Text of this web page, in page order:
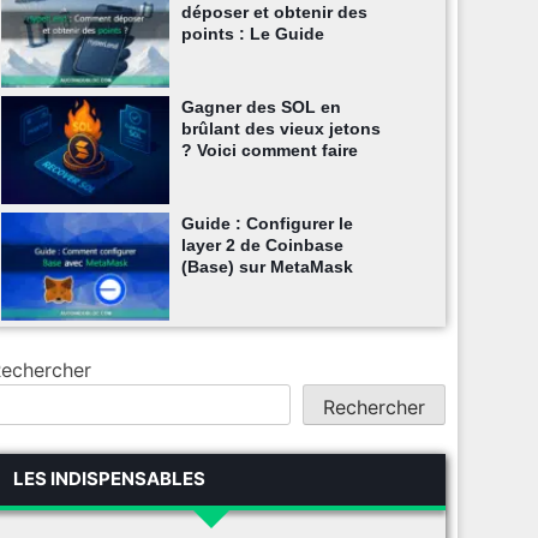
déposer et obtenir des
points : Le Guide
Gagner des SOL en
brûlant des vieux jetons
? Voici comment faire
Guide : Configurer le
layer 2 de Coinbase
(Base) sur MetaMask
Rechercher
LES INDISPENSABLES